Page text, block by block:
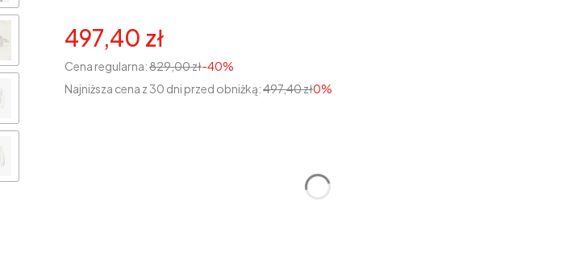
497,40 zł
Cena regularna:829,00 zł-40%
Najniższa cena z 30 dni przed obniżką:497,40 zł0%